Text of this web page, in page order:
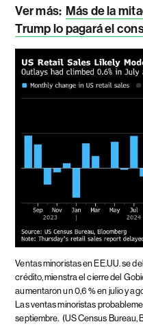
Ver más: Más de la
Trump lo pagará el
Ventas minoristas en EE.UU. se
crédito, mienstra el cierre del
aumentaron un 0,6 % en julio y
Las ventas minoristas
septiembre. (US Census Bureau,